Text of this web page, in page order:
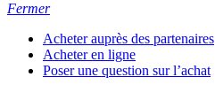
Fermer
Acheter auprès des partenaires
Acheter en ligne
Poser une question sur l’achat